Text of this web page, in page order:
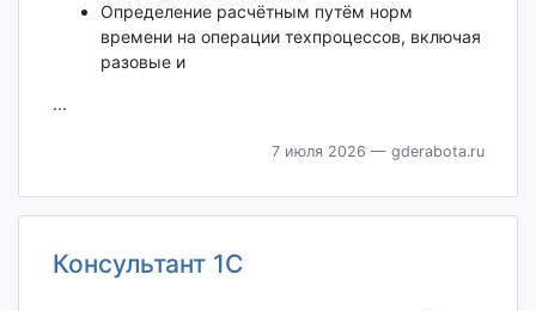
Определение расчётным путём норм
времени на операции техпроцессов, включая
разовые и
...
7 июля 2026 — gderabota.ru
Консультант 1С